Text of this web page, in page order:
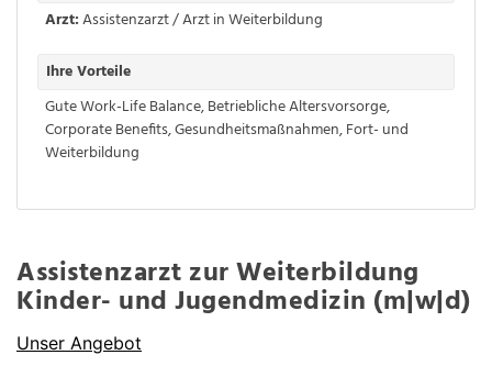
Arzt:Assistenzarzt / Arzt in Weiterbildung
Ihre Vorteile
Gute Work-Life Balance,Betriebliche Altersvorsorge,
Corporate Benefits,Gesundheitsmaßnahmen,Fort- und
Weiterbildung
Assistenzarzt zur Weiterbildung
Kinder- und Jugendmedizin (m|w|d)
Unser Angebot